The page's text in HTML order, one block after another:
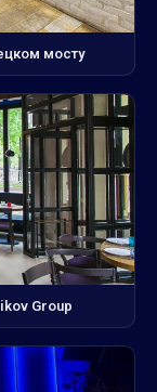
мосту
Group